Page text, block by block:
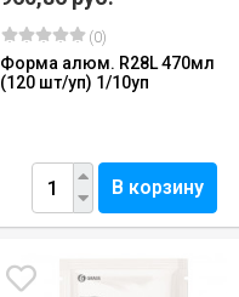
(0)
Форма алюм. R28L 470мл
(120 шт/уп) 1/10уп
В корзину